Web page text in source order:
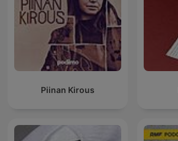
Piinan Kirous